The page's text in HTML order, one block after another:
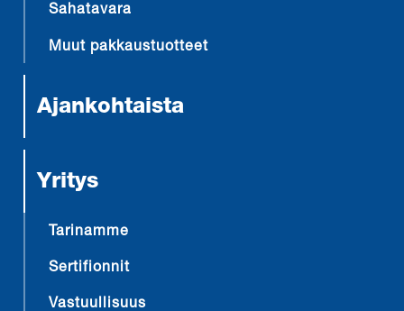
Sahatavara
Muut pakkaustuotteet
Ajankohtaista
Yritys
Tarinamme
Sertifionnit
Vastuullisuus